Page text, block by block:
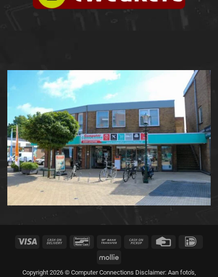
Visa
Cash
Bancontact Bank
Cash
Credit
Mollie
Copyright 2026 © Computer Connections Disclaimer: Aan foto's,